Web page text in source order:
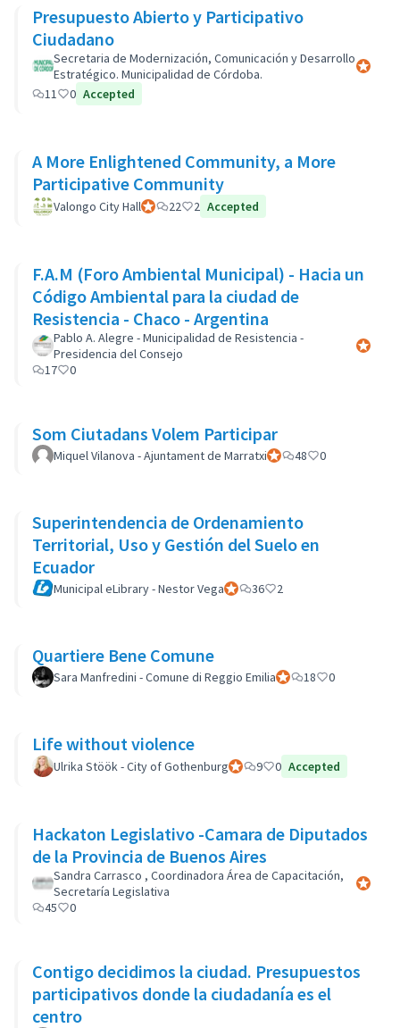
Presupuesto Abierto y Participativo
Ciudadano
Secretaria de Modernización, Comunicación y Desarrollo
Estratégico. Municipalidad de Córdoba.
11
0 Accepted
A More Enlightened Community, a More
Participative Community
Valongo City HallParticipant officiel
22 2 Accepted
F.A.M (Foro Ambiental Municipal) - Hacia un
Código Ambiental para la ciudad de
Resistencia - Chaco - Argentina
Pablo A. Alegre - Municipalidad de Resistencia -
Presidencia del Consejo
17
0
Som Ciutadans Volem Participar
Miquel Vilanova - Ajuntament de MarratxiParticipant officiel
48 0
Superintendencia de Ordenamiento
Territorial, Uso y Gestión del Suelo en
Ecuador
Municipal eLibrary - Nestor VegaParticipant officiel
36 2
Quartiere Bene Comune
Sara Manfredini - Comune di Reggio EmiliaParticipant officiel
18 0
Life without violence
Ulrika Stöök - City of GothenburgParticipant officiel
9 0 Accepted
Hackaton Legislativo -Camara de Diputados
de la Provincia de Buenos Aires
Sandra Carrasco , Coordinadora Área de Capacitación,
Secretaría Legislativa
45
0
Contigo decidimos la ciudad. Presupuestos
participativos donde la ciudadanía es el
centro